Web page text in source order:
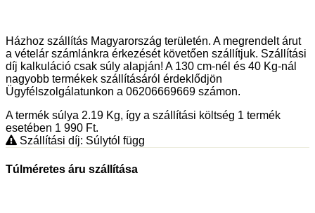
Házhoz szállítás Magyarország területén. A megrendelt árut
a vételár számlánkra érkezését követően szállítjuk. Szállítási
díj kalkuláció csak súly alapján! A 130 cm-nél és 40 Kg-nál
nagyobb termékek szállításáról érdeklődjön
Ügyfélszolgálatunkon a 06206669669 számon.
A termék súlya 2.19 Kg, így a szállítási költség 1 termék
esetében 1 990 Ft.
Szállítási díj: Súlytól függ
Túlméretes áru szállítása